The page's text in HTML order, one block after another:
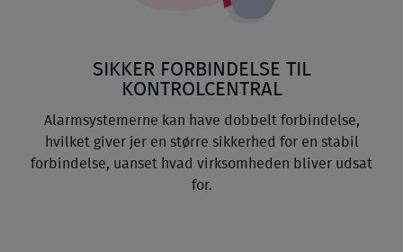
SIKKER FORBINDELSE TIL
KONTROLCENTRAL
Alarmsystemerne kan have dobbelt forbindelse,
hvilket giver jer en større sikkerhed for en stabil
forbindelse, uanset hvad virksomheden bliver udsat
for.